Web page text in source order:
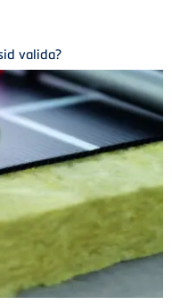
valida?